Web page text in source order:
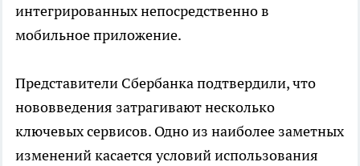
интегрированных непосредственно в
мобильное приложение.
Представители Сбербанка подтвердили, что
нововведения затрагивают несколько
ключевых сервисов. Одно из наиболее заметных
изменений касается условий использования